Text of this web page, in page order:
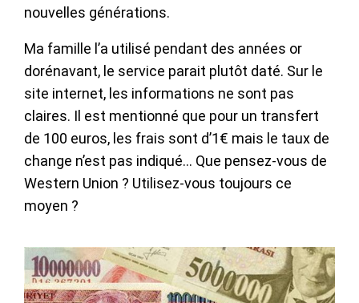
nouvelles générations.
Ma famille l’a utilisé pendant des années or
dorénavant, le service parait plutôt daté. Sur le
site internet, les informations ne sont pas
claires. Il est mentionné que pour un transfert
de 100 euros, les frais sont d’1€ mais le taux de
change n’est pas indiqué… Que pensez-vous de
Western Union ? Utilisez-vous toujours ce
moyen ?